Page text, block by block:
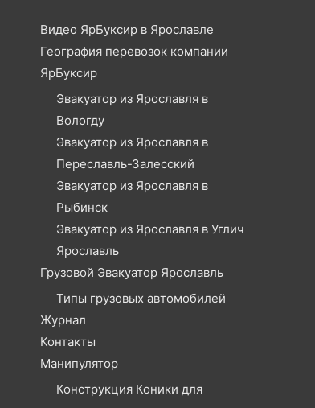
Видео ЯрБуксир в Ярославле
География перевозок компании
ЯрБуксир
Эвакуатор из Ярославля в
Вологду
Эвакуатор из Ярославля в
Переславль-Залесский
Эвакуатор из Ярославля в
Рыбинск
Эвакуатор из Ярославля в Углич
Ярославль
Грузовой Эвакуатор Ярославль
Типы грузовых автомобилей
Журнал
Контакты
Манипулятор
Конструкция Коники для